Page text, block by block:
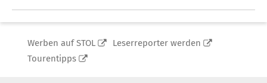
Werben auf STOL
Leserreporter werden
Tourentipps